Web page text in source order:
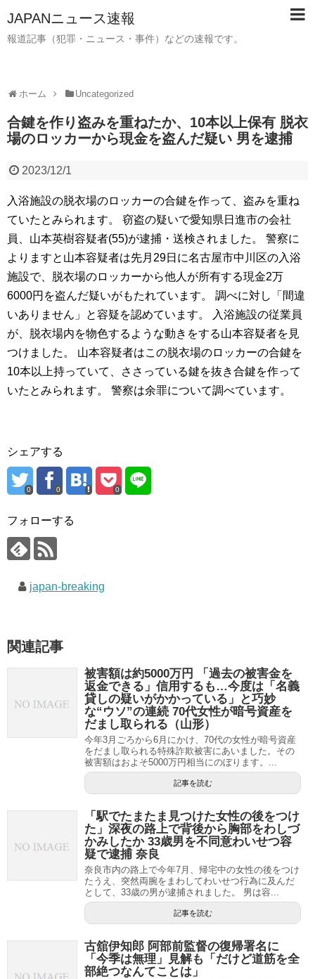
JAPANニュース速報
報道記事（犯罪・ニュース・事件）などの速報です。
ホーム Uncategorized
合鍵を作り盗みを重ねたか、10本以上保有 脱衣
場のロッカーから現金を盗んだ疑い 男を逮捕
2023/12/1
入浴施設の脱衣場のロッカーの合鍵を作って、盗みを重ね
ていたとみられます。 窃盗の疑いで愛知県日進市の会社
員、山本英樹容疑者(55)が逮捕・送検されました。 警察に
よりますと山本容疑者は先月29日に名古屋市中川区の入浴
施設で、脱衣場のロッカーから他人が所有する現金2万
6000円を盗んだ疑いがもたれています。 調べに対し「間違
いありません」と容疑を認めています。 入浴施設の従業員
が、脱衣場内を物色するような動きをする山本容疑者を見
つけました。 山本容疑者はこの脱衣場のロッカーの合鍵を
10本以上持っていて、ささっている鍵を抜き合鍵を作って
いたとみられます。 警察は余罪について調べています。
シェアする
0 0 0
フォローする
japan-breaking
関連記事
被害額は約5000万円 「過去の被害金を
返金できる」信用するも…今度は「名義
貸しの疑いがかかっている」と巧妙
な“ウソ”の連続 70代女性が暗号資産を
だまし取られる（山形）
今年3月ごろから6月にかけ、70代の女性が暗号資産
をだまし取られる特殊詐欺被害にあいました。その
被害額はおよそ5000万円相当にのぼります。...
記事を読む
「駅でたまたま見つけた女性の後をつけ
た」深夜の路上で背後から胸部をわしづ
かみしたか 33歳男を不同意わいせつ容
疑で逮捕 奈良
奈良市内の路上で今年7月、帰宅中の女性の後をつけ
たうえ、突然両腕をまわしてわいせつ行為に及んだ
として、33歳の男が逮捕されました。 男は容...
記事を読む
古舘伊知郎 阿部前監督の復帰署名に
「今季は無理」見解も「だけど道筋を全
部絶つなんてことは」